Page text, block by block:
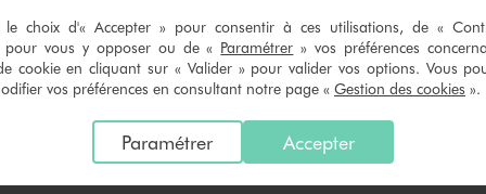
matière idéale pour attacher tous types de cheveux sans les abîmer.
ou séparément.
Risque d’étouffement.
le choix d'« Accepter » pour consentir à ces utilisations, de «
pour vous y opposer ou de « Paramétrer » vos préférences
cookie en cliquant sur « Valider » pour valider vos options. Vous
vos préférences en consultant notre page « Gestion des cookies ».
Accepter
Paramétrer